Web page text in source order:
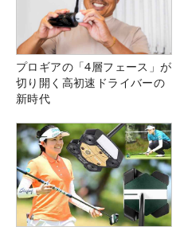
プロギアの「4層フェース」が
切り開く高初速ドライバーの
新時代